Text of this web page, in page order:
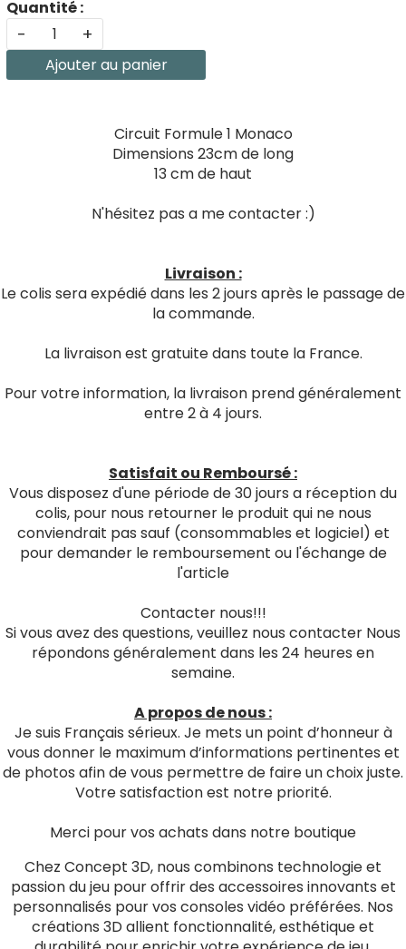
Quantité :
- +
Ajouter au panier
Circuit Formule 1 Monaco
Dimensions 23cm de long
13 cm de haut
N'hésitez pas a me contacter :)
Livraison :
Le colis sera expédié dans les 2 jours après le passage de
la commande.
La livraison est gratuite dans toute la France.
Pour votre information, la livraison prend généralement
entre 2 à 4 jours.
Satisfait ou Remboursé :
Vous disposez d'une période de 30 jours a réception du
colis, pour nous retourner le produit qui ne nous
conviendrait pas sauf (consommables et logiciel) et
pour demander le remboursement ou l'échange de
l'article
Contacter nous!!!
Si vous avez des questions, veuillez nous contacter Nous
répondons généralement dans les 24 heures en
semaine.
A propos de nous :
Je suis Français sérieux. Je mets un point d’honneur à
vous donner le maximum d’informations pertinentes et
de photos afin de vous permettre de faire un choix juste.
Votre satisfaction est notre priorité.
Merci pour vos achats dans notre boutique
Chez Concept 3D, nous combinons technologie et
passion du jeu pour offrir des accessoires innovants et
personnalisés pour vos consoles vidéo préférées. Nos
créations 3D allient fonctionnalité, esthétique et